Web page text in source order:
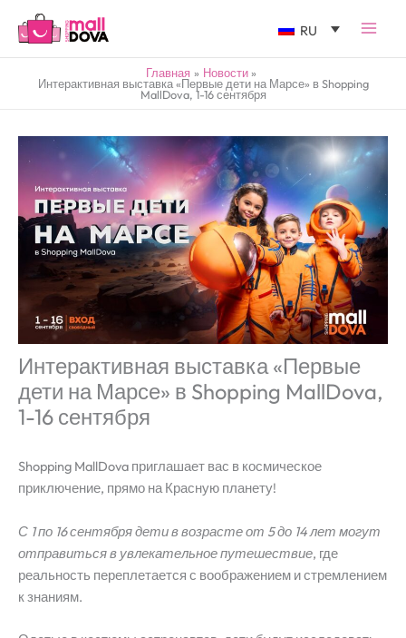
RU
Главная Новости
Интерактивная выставка «Первые дети на Марсе» в Shopping
MallDova, 1-16 сентября
Интерактивная выставка «Первые
дети на Марсе» в Shopping MallDova,
1-16 сентября
Shopping MallDova приглашает вас в космическое
приключение, прямо на Красную планету!
С 1 по 16 сентября дети в возрасте от 5 до 14 лет могут
отправиться в увлекательное путешествие, где
реальность переплетается с воображением и стремлением
к знаниям.